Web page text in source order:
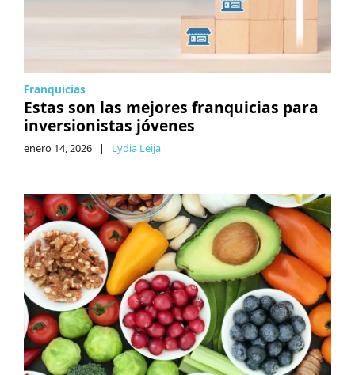
Franquicias
Estas son las mejores franquicias para
inversionistas jóvenes
enero 14, 2026 | Lydia Leija